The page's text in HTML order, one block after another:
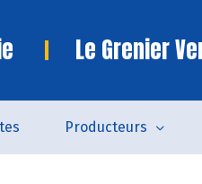
Le Grenier
Producteurs